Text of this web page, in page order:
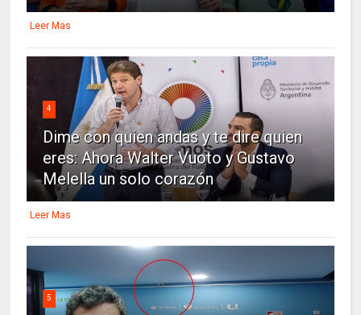
Leer Mas
4
Dime con quien andas y te dire quien
eres: Ahora Walter Vuoto y Gustavo
Melella un solo corazón
Leer Mas
5